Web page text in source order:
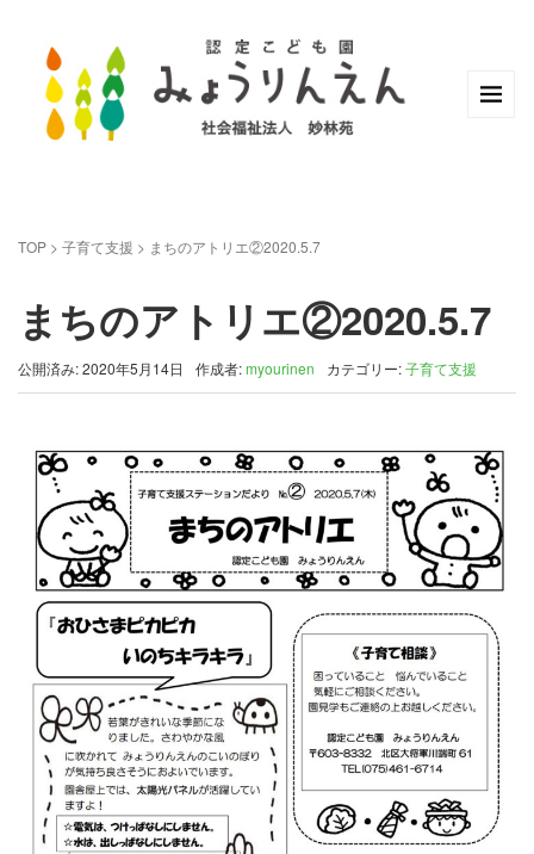
TOP > 子育て支援 > まちのアトリエ②2020.5.7
まちのアトリエ②2020.5.7
公開済み: 2020年5月14日 作成者:myourinen カテゴリー:子育て支援